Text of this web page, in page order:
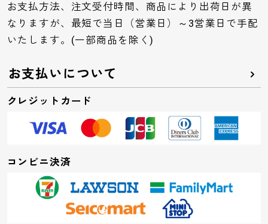
お支払方法、注文受付時間、商品により出荷日が異
なりますが、最短で当日（営業日）～3営業日で手配
いたします。(一部商品を除く)
お支払いについて
クレジットカード
コンビニ決済